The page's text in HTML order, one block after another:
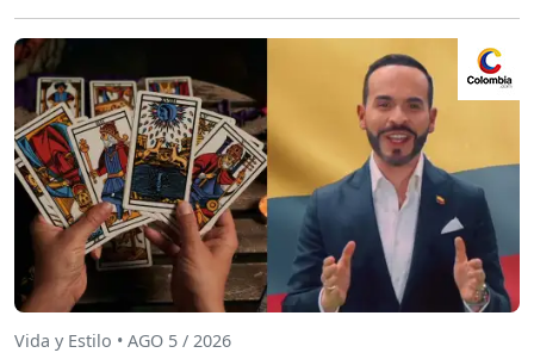
Vida y Estilo • AGO 5 / 2026